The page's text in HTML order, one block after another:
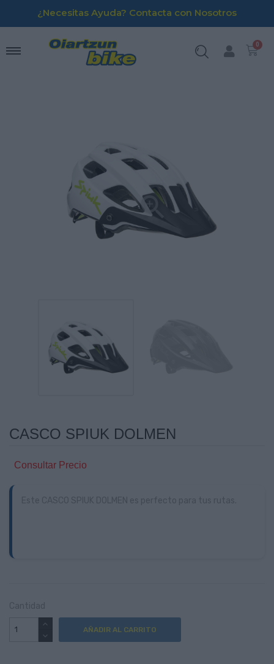
¿Necesitas Ayuda? Contacta con Nosotros

CASCO SPIUK DOLMEN
Consultar Precio
AÑADIR AL CARRITO